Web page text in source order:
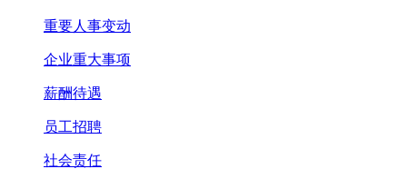
重要人事变动
企业重大事项
薪酬待遇
员工招聘
社会责任